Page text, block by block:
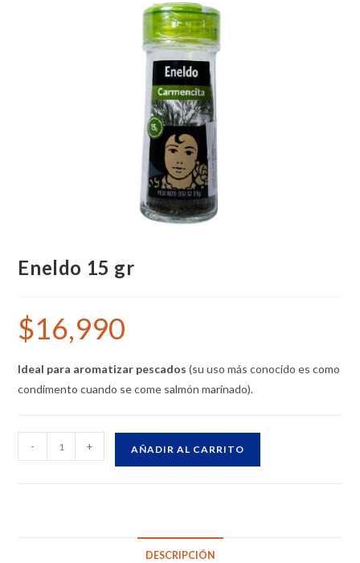
Eneldo 15 gr
$16,990
Ideal para aromatizar pescados (su uso más conocido es como
condimento cuando se come salmón marinado).
- + AÑADIR AL CARRITO
DESCRIPCIÓN